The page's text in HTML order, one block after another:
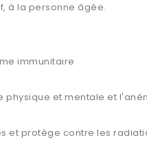
à la personne âgée.
immunitaire
physique et mentale et
et protège contre les